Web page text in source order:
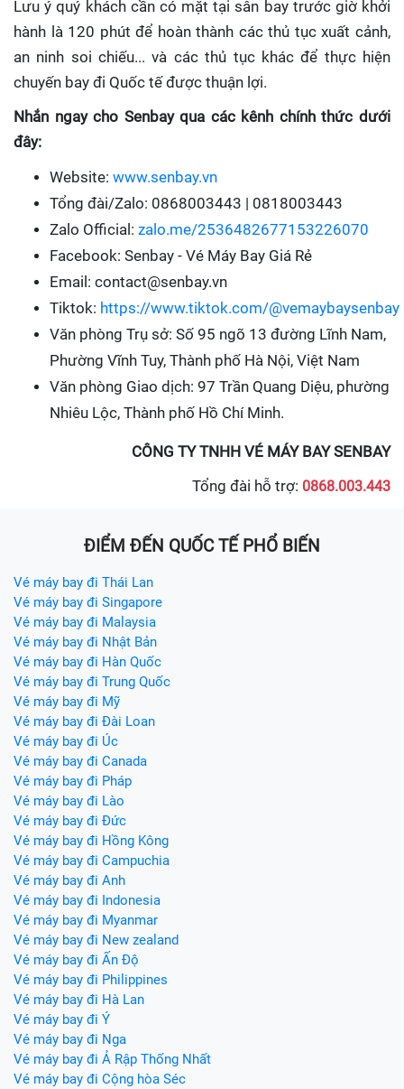
Lưu ý quý khách cần có mặt tại sân bay trước giờ khởi
hành là 120 phút để hoàn thành các thủ tục xuất cảnh,
an ninh soi chiếu... và các thủ tục khác để thực hiện
chuyến bay đi Quốc tế được thuận lợi.
Nhắn ngay cho Senbay qua các kênh chính thức dưới
đây:
Website: www.senbay.vn
Tổng đài/Zalo: 0868003443 | 0818003443
Zalo Official: zalo.me/2536482677153226070
Facebook: Senbay - Vé Máy Bay Giá Rẻ
Email: contact@senbay.vn
Tiktok: https://www.tiktok.com/@vemaybaysenbay
Văn phòng Trụ sở: Số 95 ngõ 13 đường Lĩnh Nam,
Phường Vĩnh Tuy, Thành phố Hà Nội, Việt Nam
Văn phòng Giao dịch: 97 Trần Quang Diệu, phường
Nhiêu Lộc, Thành phố Hồ Chí Minh.
CÔNG TY TNHH VÉ MÁY BAY SENBAY
Tổng đài hỗ trợ: 0868.003.443
ĐIỂM ĐẾN QUỐC TẾ PHỔ BIẾN
Vé máy bay đi Thái Lan
Vé máy bay đi Singapore
Vé máy bay đi Malaysia
Vé máy bay đi Nhật Bản
Vé máy bay đi Hàn Quốc
Vé máy bay đi Trung Quốc
Vé máy bay đi Mỹ
Vé máy bay đi Đài Loan
Vé máy bay đi Úc
Vé máy bay đi Canada
Vé máy bay đi Pháp
Vé máy bay đi Lào
Vé máy bay đi Đức
Vé máy bay đi Hồng Kông
Vé máy bay đi Campuchia
Vé máy bay đi Anh
Vé máy bay đi Indonesia
Vé máy bay đi Myanmar
Vé máy bay đi New zealand
Vé máy bay đi Ấn Độ
Vé máy bay đi Philippines
Vé máy bay đi Hà Lan
Vé máy bay đi Ý
Vé máy bay đi Nga
Vé máy bay đi Ả Rập Thống Nhất
Vé máy bay đi Cộng hòa Séc